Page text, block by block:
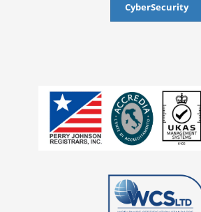
CyberSecurity